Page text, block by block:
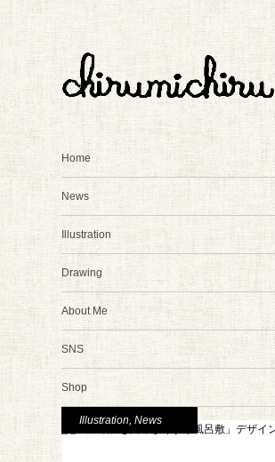
Home
News
Illustration
Drawing
About Me
SNS
Shop
Illustration, News